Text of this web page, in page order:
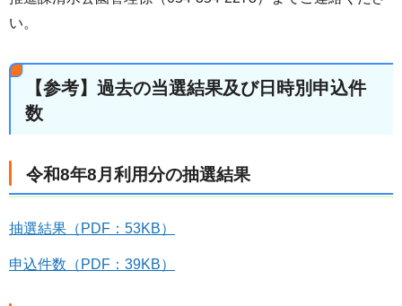
い。
【参考】過去の当選結果及び日時別申込件
数
令和8年8月利用分の抽選結果
抽選結果（PDF：53KB）
申込件数（PDF：39KB）